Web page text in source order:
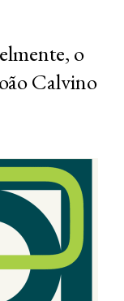
o
Calvino